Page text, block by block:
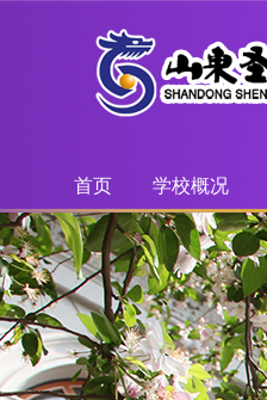
首页 学校概况